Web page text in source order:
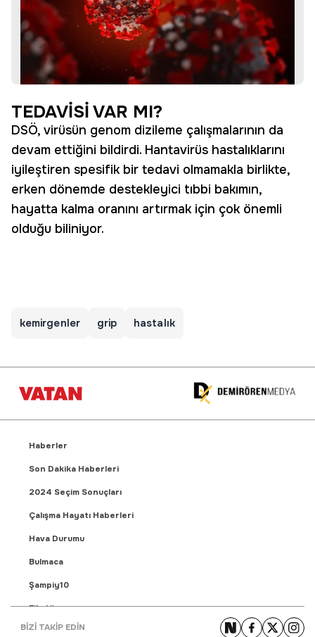
TEDAVİSİ VAR MI?
DSÖ, virüsün genom dizileme çalışmalarının da
devam ettiğini bildirdi. Hantavirüs hastalıklarını
iyileştiren spesifik bir tedavi olmamakla birlikte,
erken dönemde destekleyici tıbbi bakımın,
hayatta kalma oranını artırmak için çok önemli
olduğu biliniyor.
kemirgenler grip hastalık
Haberler
Son Dakika Haberleri
2024 Seçim Sonuçları
Çalışma Hayatı Haberleri
Hava Durumu
Bulmaca
Şampiy10
Fikstür
Puan Durumu
BİZİ TAKİP EDİN